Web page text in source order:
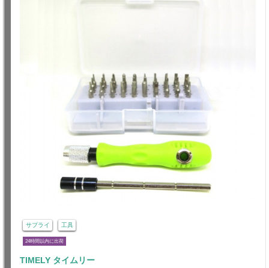
サプライ 工具
24時間以内に出荷
TIMELY タイムリー